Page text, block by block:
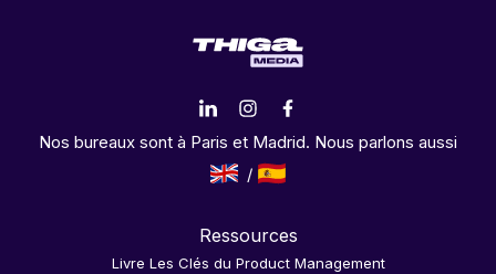
Nos bureaux sont à Paris et Madrid. Nous parlons aussi
Ressources
Livre Les Clés du Product Management